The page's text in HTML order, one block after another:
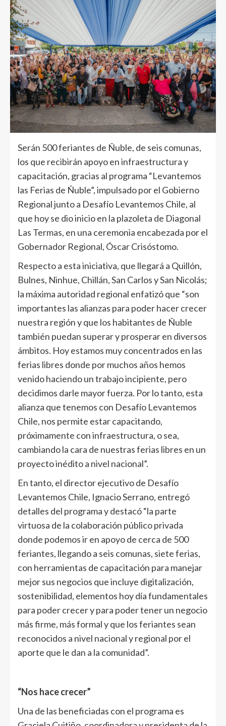
Serán 500 feriantes de Ñuble, de seis comunas,
los que recibirán apoyo en infraestructura y
capacitación, gracias al programa “Levantemos
las Ferias de Ñuble”, impulsado por el Gobierno
Regional junto a Desafío Levantemos Chile, al
que hoy se dio inicio en la plazoleta de Diagonal
Las Termas, en una ceremonia encabezada por el
Gobernador Regional, Óscar Crisóstomo.
Respecto a esta iniciativa, que llegará a Quillón,
Bulnes, Ninhue, Chillán, San Carlos y San Nicolás;
la máxima autoridad regional enfatizó que “son
importantes las alianzas para poder hacer crecer
nuestra región y que los habitantes de Ñuble
también puedan superar y prosperar en diversos
ámbitos. Hoy estamos muy concentrados en las
ferias libres donde por muchos años hemos
venido haciendo un trabajo incipiente, pero
decidimos darle mayor fuerza. Por lo tanto, esta
alianza que tenemos con Desafío Levantemos
Chile, nos permite estar capacitando,
próximamente con infraestructura, o sea,
cambiando la cara de nuestras ferias libres en un
proyecto inédito a nivel nacional”.
En tanto, el director ejecutivo de Desafío
Levantemos Chile, Ignacio Serrano, entregó
detalles del programa y destacó “la parte
virtuosa de la colaboración público privada
donde podemos ir en apoyo de cerca de 500
feriantes, llegando a seis comunas, siete ferias,
con herramientas de capacitación para manejar
mejor sus negocios que incluye digitalización,
sostenibilidad, elementos hoy día fundamentales
para poder crecer y para poder tener un negocio
más firme, más formal y que los feriantes sean
reconocidos a nivel nacional y regional por el
aporte que le dan a la comunidad”.
“Nos hace crecer”
Una de las beneficiadas con el programa es